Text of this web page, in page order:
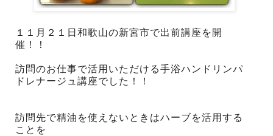
１１月２１日和歌山の新宮市で出前講座を開
催！！
訪問のお仕事で活用いただける手浴ハンドリンパ
ドレナージュ講座でした！！
訪問先で精油を使えないときはハーブを活用する
ことを